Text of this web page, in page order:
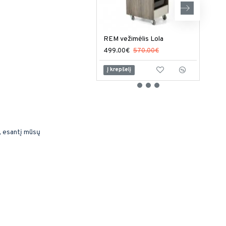
esantį mūsų
REM vežimėlis Lola
499.00€ 570.00€
Į krepšelį